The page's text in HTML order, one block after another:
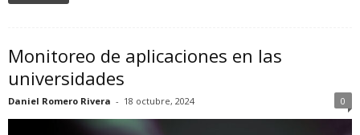
Monitoreo de aplicaciones en las
universidades
Daniel Romero Rivera - 18 octubre, 2024 0